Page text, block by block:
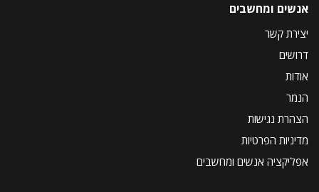
אנשים ומחשבים
יצירת קשר
דרושים
אודות
הנמר
הצהרת נגישות
מדיניות הפרטיות
אפליקציה אנשים ומחשבים